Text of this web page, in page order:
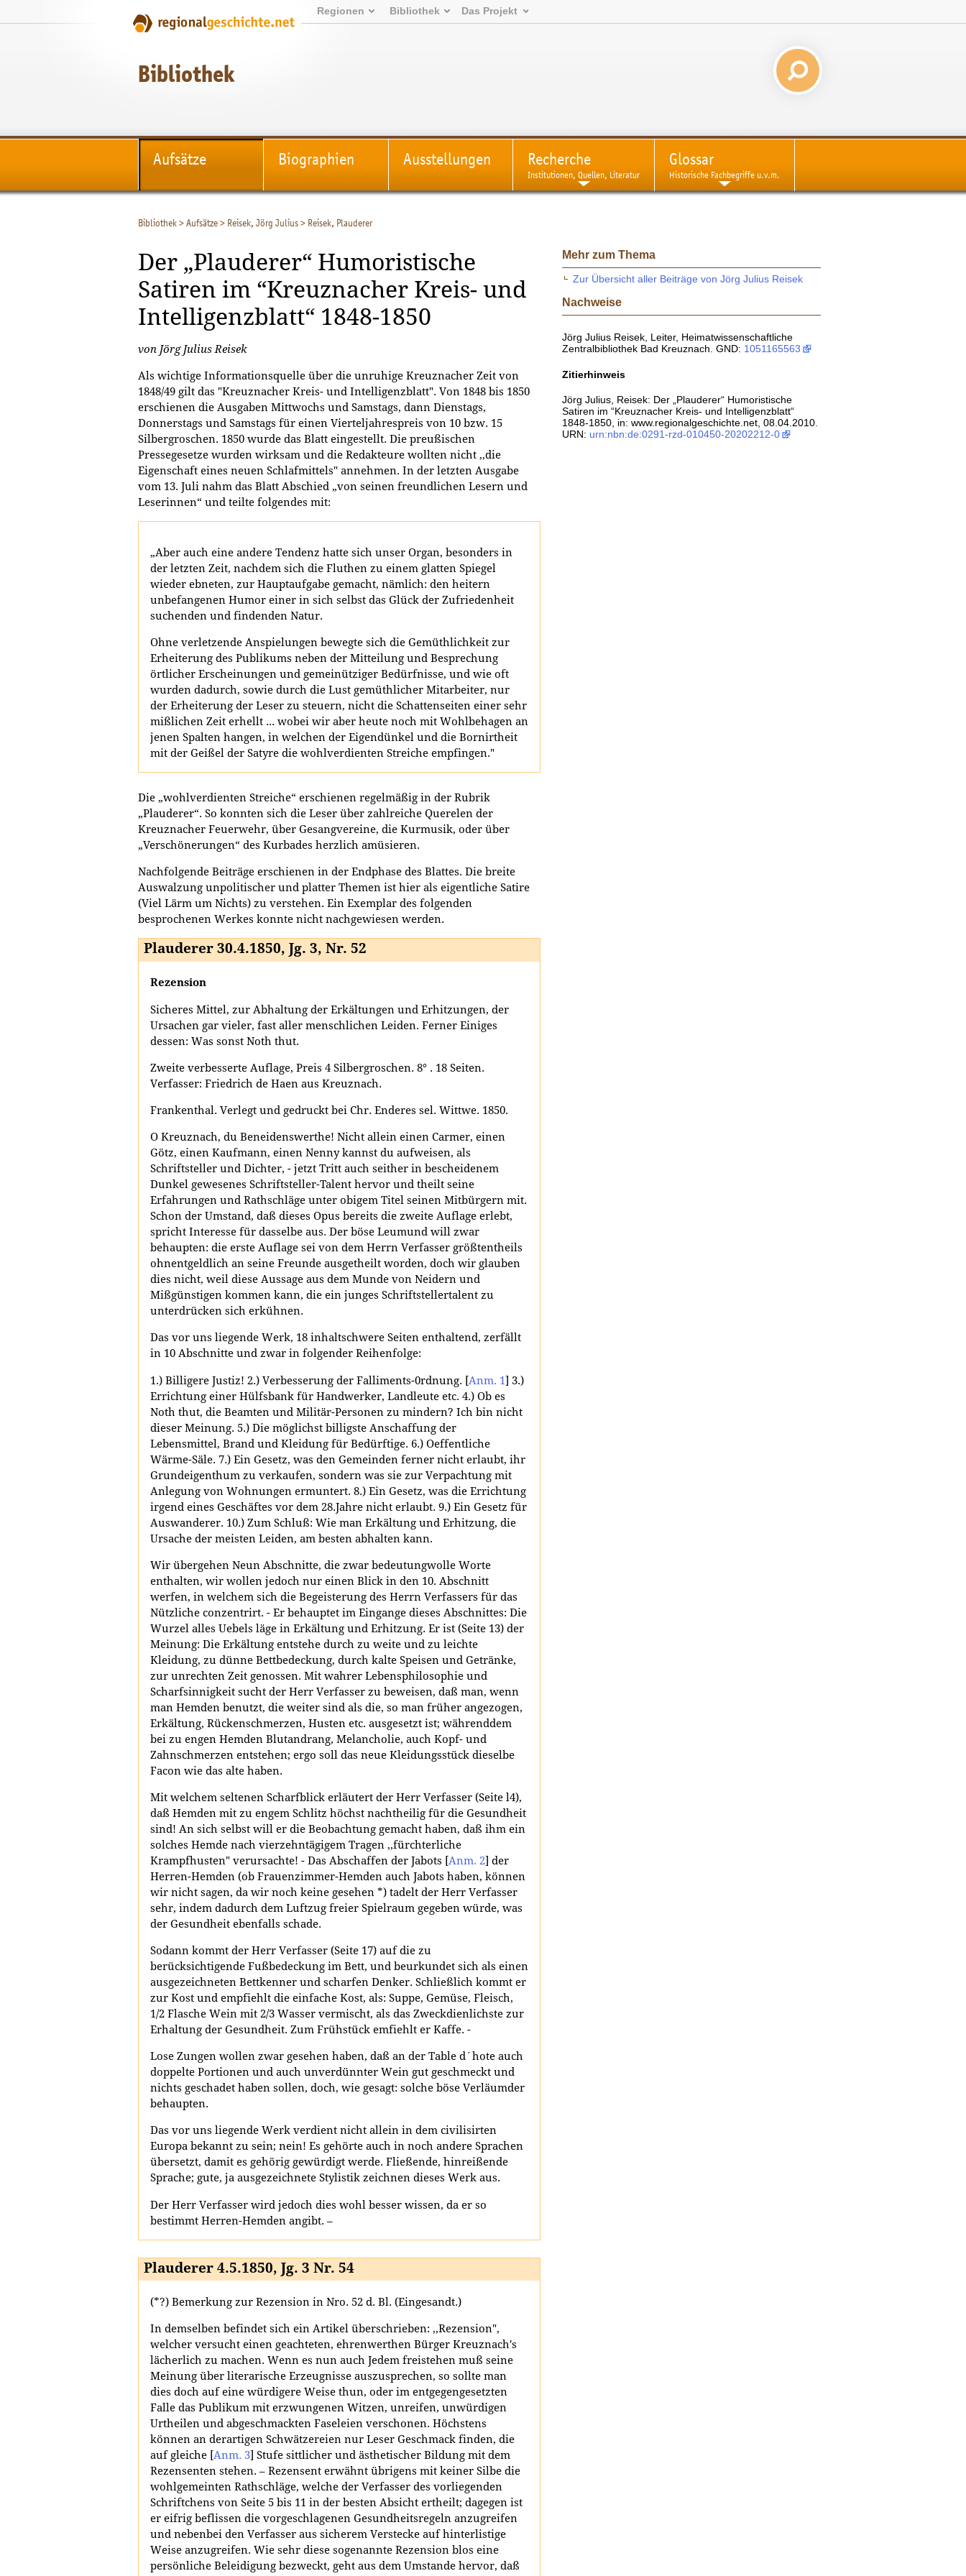
Regionen Bibliothek Das Projekt
Bibliothek
Aufsätze Biographien Ausstellungen Recherche
Institutionen, Quellen, Literatur
Glossar
Historische Fachbegriffe u.v.m.
Bibliothek>Aufsätze> Reisek, Jörg Julius> Reisek, Plauderer
Der „Plauderer“ Humoristische
Satiren im “Kreuznacher Kreis- und
Intelligenzblatt“ 1848-1850
von Jörg Julius Reisek
Als wichtige Informationsquelle über die unruhige Kreuznacher Zeit von
1848/49 gilt das "Kreuznacher Kreis- und Intelligenzblatt". Von 1848 bis 1850
erschienen die Ausgaben Mittwochs und Samstags, dann Dienstags,
Donnerstags und Samstags für einen Vierteljahrespreis von 10 bzw. 15
Silbergroschen. 1850 wurde das Blatt eingestellt. Die preußischen
Pressegesetze wurden wirksam und die Redakteure wollten nicht ,,die
Eigenschaft eines neuen Schlafmittels" annehmen. In der letzten Ausgabe
vom 13. Juli nahm das Blatt Abschied „von seinen freundlichen Lesern und
Leserinnen“ und teilte folgendes mit:
„Aber auch eine andere Tendenz hatte sich unser Organ, besonders in
der letzten Zeit, nachdem sich die Fluthen zu einem glatten Spiegel
wieder ebneten, zur Hauptaufgabe gemacht, nämlich: den heitern
unbefangenen Humor einer in sich selbst das Glück der Zufriedenheit
suchenden und findenden Natur.
Ohne verletzende Anspielungen bewegte sich die Gemüthlichkeit zur
Erheiterung des Publikums neben der Mitteilung und Besprechung
örtlicher Erscheinungen und gemeinütziger Bedürfnisse, und wie oft
wurden dadurch, sowie durch die Lust gemüthlicher Mitarbeiter, nur
der Erheiterung der Leser zu steuern, nicht die Schattenseiten einer sehr
mißlichen Zeit erhellt ... wobei wir aber heute noch mit Wohlbehagen an
jenen Spalten hangen, in welchen der Eigendünkel und die Bornirtheit
mit der Geißel der Satyre die wohlverdienten Streiche empfingen."
Die „wohlverdienten Streiche“ erschienen regelmäßig in der Rubrik
„Plauderer“. So konnten sich die Leser über zahlreiche Querelen der
Kreuznacher Feuerwehr, über Gesangvereine, die Kurmusik, oder über
„Verschönerungen“ des Kurbades herzlich amüsieren.
Nachfolgende Beiträge erschienen in der Endphase des Blattes. Die breite
Auswalzung unpolitischer und platter Themen ist hier als eigentliche Satire
(Viel Lärm um Nichts) zu verstehen. Ein Exemplar des folgenden
besprochenen Werkes konnte nicht nachgewiesen werden.
Plauderer 30.4.1850, Jg. 3, Nr. 52
Rezension
Sicheres Mittel, zur Abhaltung der Erkältungen und Erhitzungen, der
Ursachen gar vieler, fast aller menschlichen Leiden. Ferner Einiges
dessen: Was sonst Noth thut.
Zweite verbesserte Auflage, Preis 4 Silbergroschen. 8° . 18 Seiten.
Verfasser: Friedrich de Haen aus Kreuznach.
Frankenthal. Verlegt und gedruckt bei Chr. Enderes sel. Wittwe. 1850.
O Kreuznach, du Beneidenswerthe! Nicht allein einen Carmer, einen
Götz, einen Kaufmann, einen Nenny kannst du aufweisen, als
Schriftsteller und Dichter, - jetzt Tritt auch seither in bescheidenem
Dunkel gewesenes Schriftsteller-Talent hervor und theilt seine
Erfahrungen und Rathschläge unter obigem Titel seinen Mitbürgern mit.
Schon der Umstand, daß dieses Opus bereits die zweite Auflage erlebt,
spricht Interesse für dasselbe aus. Der böse Leumund will zwar
behaupten: die erste Auflage sei von dem Herrn Verfasser größtentheils
ohnentgeldlich an seine Freunde ausgetheilt worden, doch wir glauben
dies nicht, weil diese Aussage aus dem Munde von Neidern und
Mißgünstigen kommen kann, die ein junges Schriftstellertalent zu
unterdrücken sich erkühnen.
Das vor uns liegende Werk, 18 inhaltschwere Seiten enthaltend, zerfällt
in 10 Abschnitte und zwar in folgender Reihenfolge:
1.) Billigere Justiz! 2.) Verbesserung der Falliments-0rdnung. [Anm. 1] 3.)
Errichtung einer Hülfsbank für Handwerker, Landleute etc. 4.) Ob es
Noth thut, die Beamten und Militär-Personen zu mindern? Ich bin nicht
dieser Meinung. 5.) Die möglichst billigste Anschaffung der
Lebensmittel, Brand und Kleidung für Bedürftige. 6.) Oeffentliche
Wärme-Säle. 7.) Ein Gesetz, was den Gemeinden ferner nicht erlaubt, ihr
Grundeigenthum zu verkaufen, sondern was sie zur Verpachtung mit
Anlegung von Wohnungen ermuntert. 8.) Ein Gesetz, was die Errichtung
irgend eines Geschäftes vor dem 28.Jahre nicht erlaubt. 9.) Ein Gesetz für
Auswanderer. 10.) Zum Schluß: Wie man Erkältung und Erhitzung, die
Ursache der meisten Leiden, am besten abhalten kann.
Wir übergehen Neun Abschnitte, die zwar bedeutungwolle Worte
enthalten, wir wollen jedoch nur einen Blick in den 10. Abschnitt
werfen, in welchem sich die Begeisterung des Herrn Verfassers für das
Nützliche conzentrirt. - Er behauptet im Eingange dieses Abschnittes: Die
Wurzel alles Uebels läge in Erkältung und Erhitzung. Er ist (Seite 13) der
Meinung: Die Erkältung entstehe durch zu weite und zu leichte
Kleidung, zu dünne Bettbedeckung, durch kalte Speisen und Getränke,
zur unrechten Zeit genossen. Mit wahrer Lebensphilosophie und
Scharfsinnigkeit sucht der Herr Verfasser zu beweisen, daß man, wenn
man Hemden benutzt, die weiter sind als die, so man früher angezogen,
Erkältung, Rückenschmerzen, Husten etc. ausgesetzt ist; währenddem
bei zu engen Hemden Blutandrang, Melancholie, auch Kopf- und
Zahnschmerzen entstehen; ergo soll das neue Kleidungsstück dieselbe
Facon wie das alte haben.
Mit welchem seltenen Scharfblick erläutert der Herr Verfasser (Seite l4),
daß Hemden mit zu engem Schlitz höchst nachtheilig für die Gesundheit
sind! An sich selbst will er die Beobachtung gemacht haben, daß ihm ein
solches Hemde nach vierzehntägigem Tragen ,,fürchterliche
Krampfhusten" verursachte! - Das Abschaffen der Jabots [Anm. 2] der
Herren-Hemden (ob Frauenzimmer-Hemden auch Jabots haben, können
wir nicht sagen, da wir noch keine gesehen *) tadelt der Herr Verfasser
sehr, indem dadurch dem Luftzug freier Spielraum gegeben würde, was
der Gesundheit ebenfalls schade.
Sodann kommt der Herr Verfasser (Seite 17) auf die zu
berücksichtigende Fußbedeckung im Bett, und beurkundet sich als einen
ausgezeichneten Bettkenner und scharfen Denker. Schließlich kommt er
zur Kost und empfiehlt die einfache Kost, als: Suppe, Gemüse, Fleisch,
1/2 Flasche Wein mit 2/3 Wasser vermischt, als das Zweckdienlichste zur
Erhaltung der Gesundheit. Zum Frühstück emfiehlt er Kaffe. -
Lose Zungen wollen zwar gesehen haben, daß an der Table d´hote auch
doppelte Portionen und auch unverdünnter Wein gut geschmeckt und
nichts geschadet haben sollen, doch, wie gesagt: solche böse Verläumder
behaupten.
Das vor uns liegende Werk verdient nicht allein in dem civilisirten
Europa bekannt zu sein; nein! Es gehörte auch in noch andere Sprachen
übersetzt, damit es gehörig gewürdigt werde. Fließende, hinreißende
Sprache; gute, ja ausgezeichnete Stylistik zeichnen dieses Werk aus.
Der Herr Verfasser wird jedoch dies wohl besser wissen, da er so
bestimmt Herren-Hemden angibt. –
Plauderer 4.5.1850, Jg. 3 Nr. 54
(*?) Bemerkung zur Rezension in Nro. 52 d. Bl. (Eingesandt.)
In demselben befindet sich ein Artikel überschrieben: ,,Rezension",
welcher versucht einen geachteten, ehrenwerthen Bürger Kreuznach's
lächerlich zu machen. Wenn es nun auch Jedem freistehen muß seine
Meinung über literarische Erzeugnisse auszusprechen, so sollte man
dies doch auf eine würdigere Weise thun, oder im entgegengesetzten
Falle das Publikum mit erzwungenen Witzen, unreifen, unwürdigen
Urtheilen und abgeschmackten Faseleien verschonen. Höchstens
können an derartigen Schwätzereien nur Leser Geschmack finden, die
auf gleiche [Anm. 3] Stufe sittlicher und ästhetischer Bildung mit dem
Rezensenten stehen. – Rezensent erwähnt übrigens mit keiner Silbe die
wohlgemeinten Rathschläge, welche der Verfasser des vorliegenden
Schriftchens von Seite 5 bis 11 in der besten Absicht ertheilt; dagegen ist
er eifrig beflissen die vorgeschlagenen Gesundheitsregeln anzugreifen
und nebenbei den Verfasser aus sicherem Verstecke auf hinterlistige
Weise anzugreifen. Wie sehr diese sogenannte Rezension blos eine
persönliche Beleidigung bezweckt, geht aus dem Umstande hervor, daß
Mehr zum Thema
Zur Übersicht aller Beiträge von Jörg Julius Reisek
Nachweise
Jörg Julius Reisek, Leiter, Heimatwissenschaftliche
Zentralbibliothek Bad Kreuznach. GND: 1051165563
Zitierhinweis
Jörg Julius, Reisek: Der „Plauderer“ Humoristische
Satiren im “Kreuznacher Kreis- und Intelligenzblatt“
1848-1850, in: www.regionalgeschichte.net, 08.04.2010.
URN: urn:nbn:de:0291-rzd-010450-20202212-0